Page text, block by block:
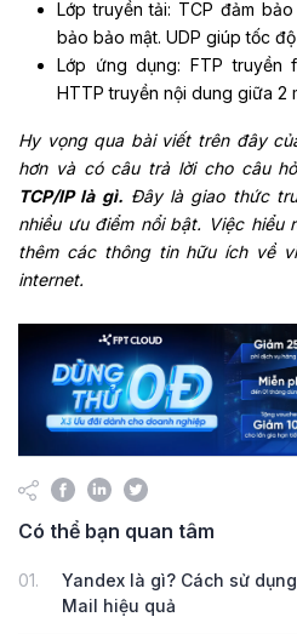
Lớp truyền tải: TCP đảm
bảo bảo mật. UDP giúp tốc
Lớp ứng dụng: FTP truyền
HTTP truyền nội dung giữa 2
Hy vọng qua bài viết trên đây
hơn và có câu trả lời cho câu
TCP/IP là gì. Đây là giao thức
nhiều ưu điểm nổi bật. Việc hiểu
thêm các thông tin hữu ích về
internet.
Có thể bạn quan tâm
01.
Yandex là gì? Cách sử
Mail hiệu quả